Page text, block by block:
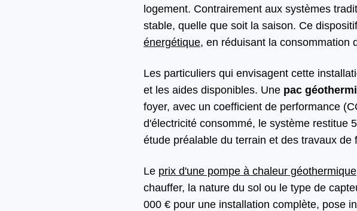
logement. Contrairement aux systèmes
stable, quelle que soit la saison. Ce
énergétique, en réduisant la consommation
Les particuliers qui envisagent cette
et les aides disponibles. Une pac
foyer, avec un coefficient de performance
d'électricité consommé, le système restitue
étude préalable du terrain et des travaux
Le prix d'une pompe à chaleur géothermique
chauffer, la nature du sol ou le type de
000 € pour une installation complète, pose